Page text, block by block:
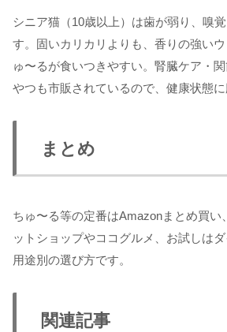
シニア猫（10歳以上）は歯が弱り、嗅
す。固いカリカリよりも、香りの強い
ゅ〜るが食いつきやすい。腎臓ケア・
やつも市販されているので、健康状態に
まとめ
ちゅ〜る等の定番はAmazonまとめ買い
ットショップやココグルメ、お試しは
用途別の選び方です。
関連記事